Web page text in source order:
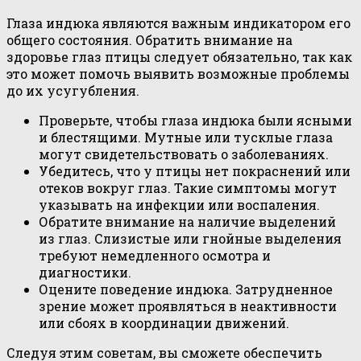
Глаза индюка являются важным индикатором его
общего состояния. Обратить внимание на
здоровье глаз птицы следует обязательно, так как
это может помочь выявить возможные проблемы
до их усугубления.
Проверьте, чтобы глаза индюка были ясными
и блестящими. Мутные или тусклые глаза
могут свидетельствовать о заболеваниях.
Убедитесь, что у птицы нет покраснений или
отеков вокруг глаз. Такие симптомы могут
указывать на инфекции или воспаления.
Обратите внимание на наличие выделений
из глаз. Слизистые или гнойные выделения
требуют немедленного осмотра и
диагностики.
Оцените поведение индюка. Затрудненное
зрение может проявляться в неактивности
или сбоях в координации движений.
Следуя этим советам, вы сможете обеспечить